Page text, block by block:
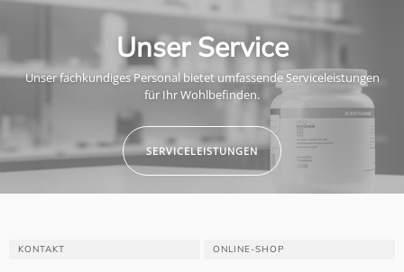
Unser Service
Unser fachkundiges Personal bietet umfassende Serviceleistungen
für Ihr Wohlbefinden.
SERVICELEISTUNGEN
KONTAKT ONLINE-SHOP